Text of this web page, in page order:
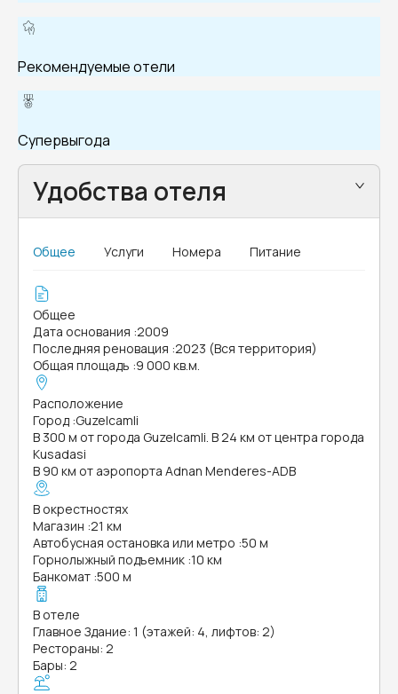
Рекомендуемые отели
Супервыгода
Удобства отеля
Общее Услуги Номера Питание
Общее
Дата основания :2009
Последняя реновация :2023 (Вся территория)
Общая площадь :9 000 кв.м.
Расположение
Город :Guzelcamli
В 300 м от города Guzelcamli. В 24 км от центра города
Kusadasi
В 90 км от аэропорта Adnan Menderes-ADB
В окрестностях
Магазин :21 км
Автобусная остановка или метро :50 м
Горнолыжный подъемник :10 км
Банкомат :500 м
В отеле
Главное Здание: 1 (этажей: 4, лифтов: 2)
Рестораны: 2
Бары: 2